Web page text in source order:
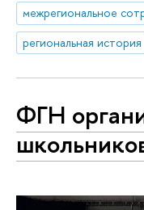
межрегиональное
региональная история
ФГН